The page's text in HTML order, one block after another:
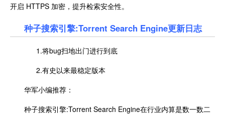
开启 HTTPS 加密，提升检索安全性。
种子搜索引擎:Torrent Search Engine更新日志
1.将bug扫地出门进行到底
2.有史以来最稳定版本
华军小编推荐：
种子搜索引擎:Torrent Search Engine在行业内算是数一数二